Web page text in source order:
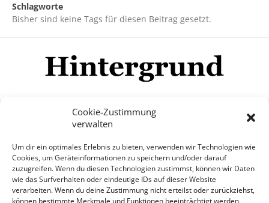
Cookie-Zustimmung
verwalten
Um dir ein optimales Erlebnis zu bieten, verwenden wir Technologien wie
Cookies, um Geräteinformationen zu speichern und/oder darauf
zuzugreifen. Wenn du diesen Technologien zustimmst, können wir Daten
wie das Surfverhalten oder eindeutige IDs auf dieser Website
verarbeiten. Wenn du deine Zustimmung nicht erteilst oder zurückziehst,
können bestimmte Merkmale und Funktionen beeinträchtigt werden.
Schlagworte
Bisher sind keine Tags für diesen Beitrag gesetzt.
Mehr
© Copyright Hintergrund.de, 2015 - 2026